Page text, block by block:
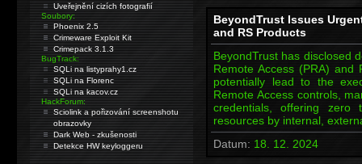
BeyondTrust Issues
and RS Products
BeyondTrust has disclosed
Remote Access (PRA)
potentially lead to the
Remote Access controls,
credentials, offering zero
resources by internal,
Datum: 18. 12. 2024
Uveřejnění cizích fotografií
Soubory:
Phoenix 2.5
Crimeware Exploit Kit
Crimepack 3.1.3
BugTrack:
SQLi na listyprahy1.cz
SQLi na Florenc
SQLi na kacov.cz
HackForum:
Sciolink a pořizování screenshotu
obrazovky
Dark Web - zkušenosti
Detekce HW keyloggeru